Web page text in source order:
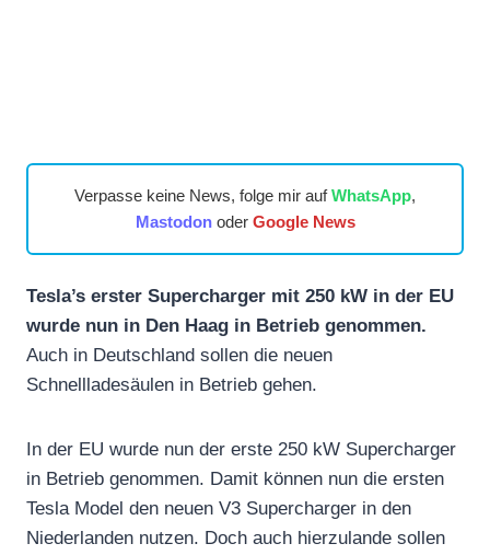
Verpasse keine News, folge mir aufWhatsApp,
Mastodonoder Google News
Tesla’s erster Supercharger mit 250 kW in der EU
wurde nun in Den Haag in Betrieb genommen.
Auch in Deutschland sollen die neuen
Schnellladesäulen in Betrieb gehen.
In der EU wurde nun der erste 250 kW Supercharger
in Betrieb genommen. Damit können nun die ersten
Tesla Model den neuen V3 Supercharger in den
Niederlanden nutzen. Doch auch hierzulande sollen